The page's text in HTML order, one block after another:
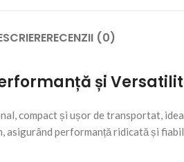
RECENZII (0)
și
compact și ușor de transportat,
asigurând performanță ridicată și